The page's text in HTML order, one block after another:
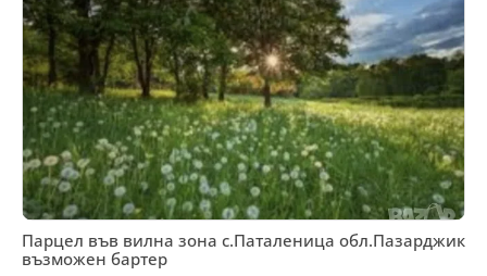
Парцел във вилна зона с.Паталеница обл.Пазарджик
възможен бартер